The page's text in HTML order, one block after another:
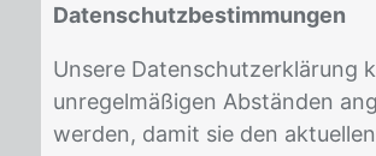
Datenschutzbestimmungen
Un­se­re Da­ten­schutz­er­klä­rung
un­re­gel­mä­ßi­gen Ab­stän­den
wer­den, da­mit sie den